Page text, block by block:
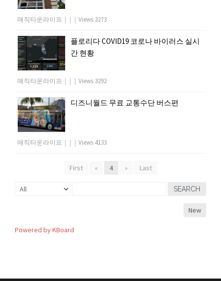
매직타운라이프 | | | Views 3273
플로리다 COVID19 코로나 바이러스 실시
간 현황
매직타운라이프 | | | Views 3292
디즈니월드 무료 교통수단 버스편
매직타운라이프 | | | Views 4133
First « 4 » Last
SEARCH
New
Powered by KBoard